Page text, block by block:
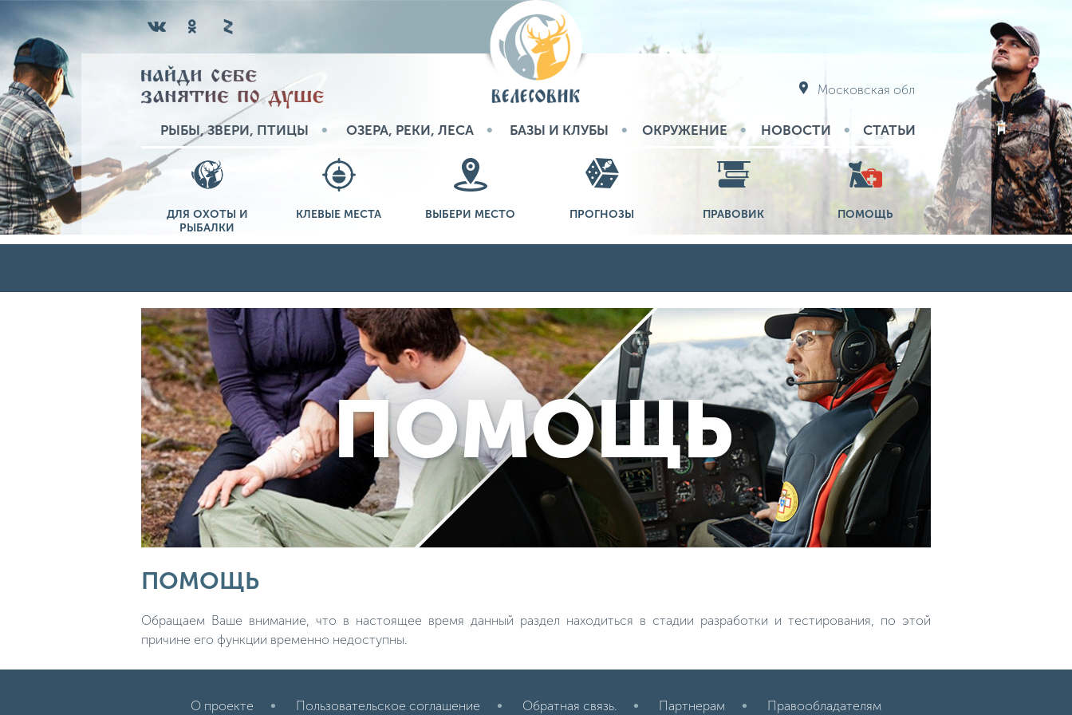
Московская обл
РЫБЫ, ЗВЕРИ, ПТИЦЫ ОЗЕРА, РЕКИ, ЛЕСА БАЗЫ И КЛУБЫ ОКРУЖЕНИЕ НОВОСТИ СТАТЬИ
ДЛЯ ОХОТЫ И
РЫБАЛКИ
КЛЕВЫЕ МЕСТА ВЫБЕРИ МЕСТО ПРОГНОЗЫ ПРАВОВИК ПОМОЩЬ
ПОМОЩЬ
Обращаем Ваше внимание, что в настоящее время данный раздел находиться в стадии разработки и тестирования, по этой
причине его функции временно недоступны.
О проекте Пользовательское соглашение Обратная связь. Партнерам Правообладателям